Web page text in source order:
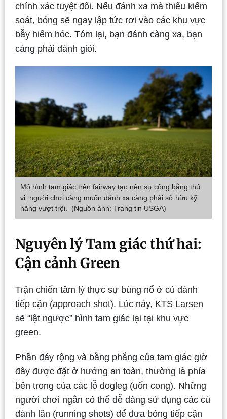
chính xác tuyệt đối. Nếu đánh xa mà thiếu kiểm
soát, bóng sẽ ngay lập tức rơi vào các khu vực
bẫy hiểm hóc. Tóm lại, bạn đánh càng xa, bạn
càng phải đánh giỏi.
Mô hình tam giác trên fairway tạo nên sự công bằng thú
vị: người chơi càng muốn đánh xa càng phải sở hữu kỹ
năng vượt trội. (Nguồn ảnh: Trang tin USGA)
Nguyên lý Tam giác thứ hai:
Cận cảnh Green
Trận chiến tâm lý thực sự bùng nổ ở cú đánh
tiếp cận (approach shot). Lúc này, KTS Larsen
sẽ “lật ngược” hình tam giác lại tại khu vực
green.
Phần đáy rộng và bằng phẳng của tam giác giờ
đây được đặt ở hướng an toàn, thường là phía
bên trong của các lỗ dogleg (uốn cong). Những
người chơi ngắn có thể dễ dàng sử dụng các cú
đánh lăn (running shots) để đưa bóng tiếp cận